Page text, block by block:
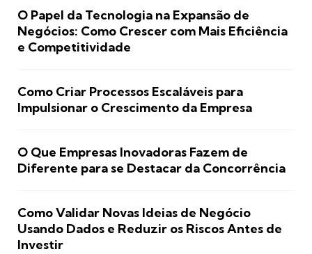
O Papel da Tecnologia na Expansão de
Negócios: Como Crescer com Mais Eficiência
e Competitividade
Como Criar Processos Escaláveis para
Impulsionar o Crescimento da Empresa
O Que Empresas Inovadoras Fazem de
Diferente para se Destacar da Concorrência
Como Validar Novas Ideias de Negócio
Usando Dados e Reduzir os Riscos Antes de
Investir